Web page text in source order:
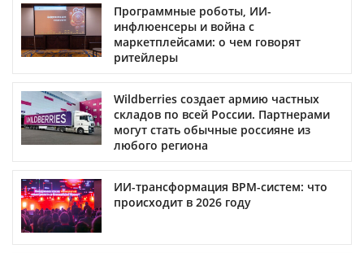
Программные роботы, ИИ-
инфлюенсеры и война с
маркетплейсами: о чем говорят
ритейлеры
Wildberries создает армию частных
складов по всей России. Партнерами
могут стать обычные россияне из
любого региона
ИИ-трансформация BPM-систем: что
происходит в 2026 году